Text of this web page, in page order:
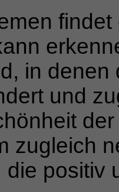
in
und
zugleich
die positiv